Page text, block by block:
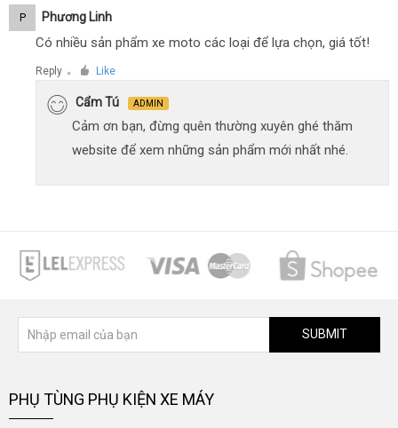
P Phương Linh
Có nhiều sản phẩm xe moto các loại để lựa chọn, giá tốt!
Reply ● Like
Cẩm Tú ADMIN
Cảm ơn bạn, đừng quên thường xuyên ghé thăm
website để xem những sản phẩm mới nhất nhé.
SUBMIT
PHỤ TÙNG PHỤ KIỆN XE MÁY